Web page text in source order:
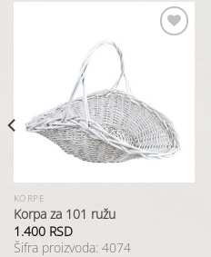
želja
KORPE
Korpa za 101 ružu
1.400 RSD
Šifra proizvoda: 4074